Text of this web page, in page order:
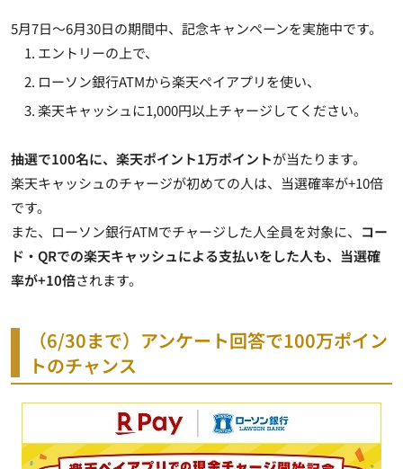
5月7日～6月30日の期間中、記念キャンペーンを実施中です。
エントリーの上で、
ローソン銀行ATMから楽天ペイアプリを使い、
楽天キャッシュに1,000円以上チャージしてください。
抽選で100名に、楽天ポイント1万ポイントが当たります。
楽天キャッシュのチャージが初めての人は、当選確率が+10倍
です。
また、ローソン銀行ATMでチャージした人全員を対象に、 コー
ド・QRでの楽天キャッシュによる支払いをした人も、当選確
率が+10倍されます。
（6/30まで）アンケート回答で100万ポイン
トのチャンス